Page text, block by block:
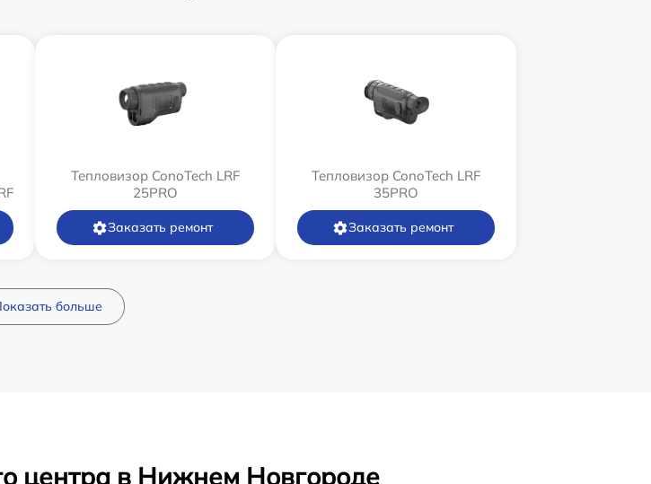
Тепловизор ConoTech LRF
25PRO
Заказать ремонт
Тепловизор ConoTech LRF
35PRO
Заказать ремонт
больше
центра в Нижнем Новгороде